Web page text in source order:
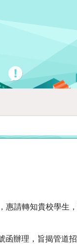
請轉知貴校學生，
辦理，旨揭管道